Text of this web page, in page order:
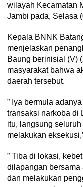
wilayah Kecamatan
Jambi pada, Selasa
Kepala BNNK
menjelaskan
Baung berinisial (V)
masyarakat bahwa
daerah tersebut.
” Iya bermula
transaksi narkoba di
itu, langsung
melakukan
” Tiba di lokasi,
dilapangan
dan melakukan